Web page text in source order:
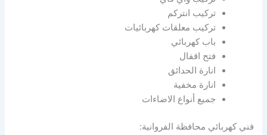
تركيب انتركم
تركيب معلقات كهربائيات
باب كهربائي
فتح اقفال
انارة الحدائق
انارة مخفية
جميع أنواع الاضاءات
فني كهربائي محافظة الفروانية: